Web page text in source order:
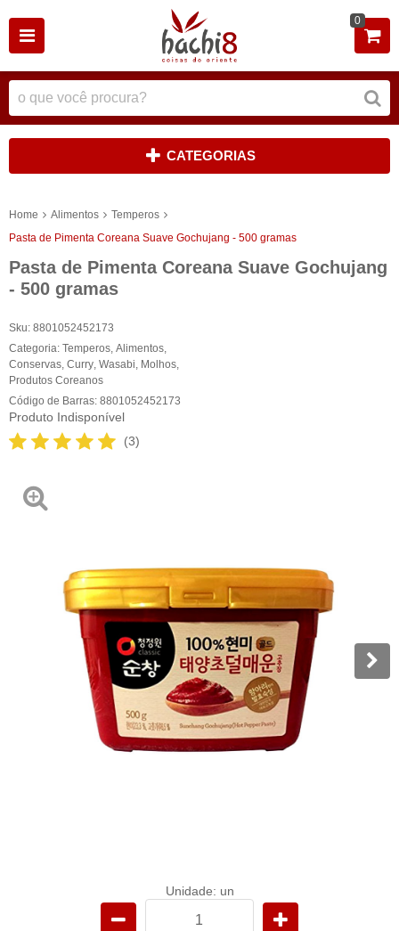
0
CATEGORIAS
Home Alimentos
Temperos
Pasta de Pimenta Coreana Suave Gochujang - 500 gramas
Pasta de Pimenta Coreana Suave Gochujang
- 500 gramas
Sku: 8801052452173
Categoria: Temperos Alimentos
Conservas Curry Wasabi Molhos
Produtos Coreanos
Código de Barras: 8801052452173
Produto Indisponível
(3)
Unidade: un